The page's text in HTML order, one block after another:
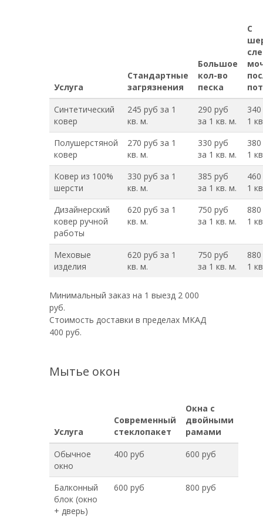
Услуга
Стандартные
загрязнения
Большое
кол-во
песка
С
Синтетический
ковер
245 руб за 1
кв. м.
290 руб
за 1 кв. м.
1
Полушерстяной
ковер
270 руб за 1
кв. м.
330 руб
за 1 кв. м.
1
Ковер из 100%
шерсти
330 руб за 1
кв. м.
385 руб
за 1 кв. м.
1
Дизайнерский
ковер ручной
работы
620 руб за 1
кв. м.
750 руб
за 1 кв. м.
1
Меховые
изделия
620 руб за 1
кв. м.
750 руб
за 1 кв. м.
1
Минимальный заказ на 1 выезд 2 000
руб.
Стоимость доставки в пределах МКАД
400 руб.
Мытье окон
Услуга
Современный
стеклопакет
Окна с
двойными
рамами
Обычное
окно
400 руб 600 руб
Балконный
блок (окно
+ дверь)
600 руб 800 руб